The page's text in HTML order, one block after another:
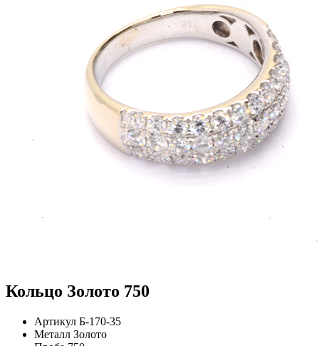
Кольцо Золото 750
Артикул Б-170-35
Металл Золото